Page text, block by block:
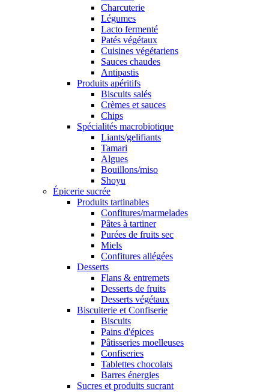
Charcuterie
Légumes
Lacto fermenté
Patés végétaux
Cuisines végétariens
Sauces chaudes
Antipastis
Produits apéritifs
Biscuits salés
Crèmes et sauces
Chips
Spécialités macrobiotique
Liants/gelifiants
Tamari
Algues
Bouillons/miso
Shoyu
Épicerie sucrée
Produits tartinables
Confitures/marmelades
Pâtes à tartiner
Purées de fruits sec
Miels
Confitures allégées
Desserts
Flans & entremets
Desserts de fruits
Desserts végétaux
Biscuiterie et Confiserie
Biscuits
Pains d'épices
Pâtisseries moelleuses
Confiseries
Tablettes chocolats
Barres énergies
Sucres et produits sucrant